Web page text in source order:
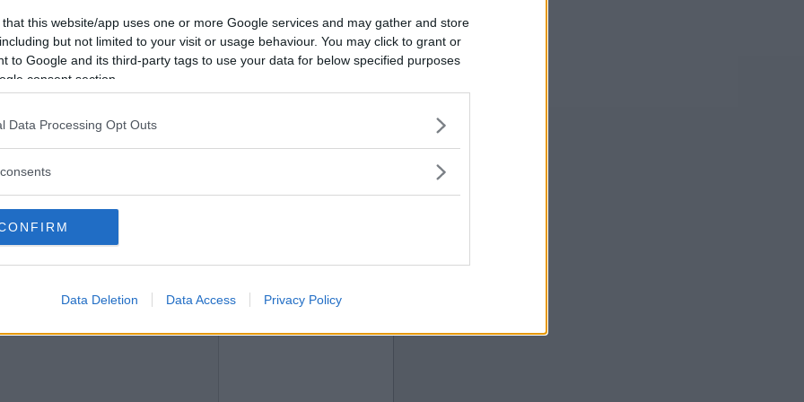
that this website/app uses one or more Google services and may gather and store
but not limited to your visit or usage behaviour. You may click to grant or
to Google and its third-party tags to use your data for below specified purposes
consent section.
Data Processing Opt Outs
Data Deletion Data Access Privacy Policy
2016-04-04 17:46
Vill du bli
medlem?